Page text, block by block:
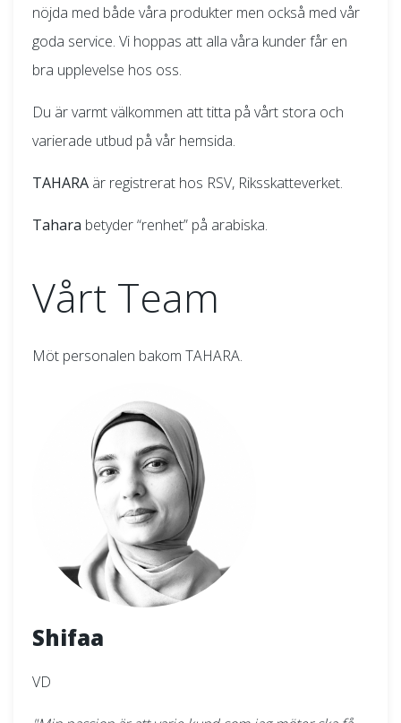
nöjda med både våra produkter men också med vår
goda service. Vi hoppas att alla våra kunder får en
bra upplevelse hos oss.
Du är varmt välkommen att titta på vårt stora och
varierade utbud på vår hemsida.
TAHARAär registrerat hos RSV, Riksskatteverket.
Tahara betyder “renhet” på arabiska.
Vårt Team
Möt personalen bakom TAHARA.
Shifaa
VD